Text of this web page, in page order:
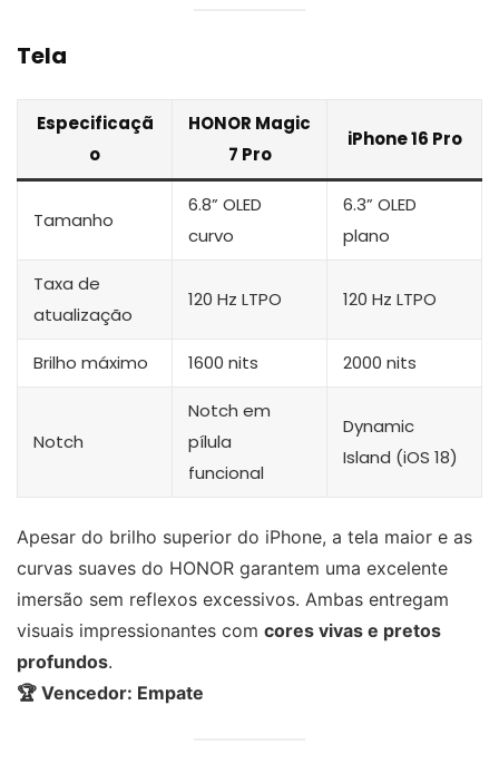
Tela
Especificaçã
o
HONOR Magic
7 Pro
iPhone 16 Pro
Tamanho
6.8” OLED
curvo
6.3” OLED
plano
Taxa de
atualização
120 Hz LTPO 120 Hz LTPO
Brilho máximo 1600 nits 2000 nits
Notch
Notch em
pílula
funcional
Dynamic
Island (iOS 18)
Apesar do brilho superior do iPhone, a tela maior e as
curvas suaves do HONOR garantem uma excelente
imersão sem reflexos excessivos. Ambas entregam
visuais impressionantes com cores vivas e pretos
profundos.
🏆 Vencedor: Empate